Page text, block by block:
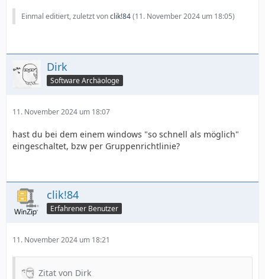
Einmal editiert, zuletzt vonclik!84(11. November 2024 um 18:05)
Dirk
Software Archäologe
11. November 2024 um 18:07
hast du bei dem einem windows "so schnell als möglich"
eingeschaltet, bzw per Gruppenrichtlinie?
clik!84
Erfahrener Benutzer
11. November 2024 um 18:21
Zitat von Dirk